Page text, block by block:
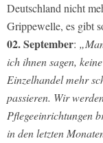
Deutschland nicht
Grippewelle, es gibt
02. September:
ich ihnen sagen,
Einzelhandel mehr
passieren. Wir
Pflegeeinrichtungen
in den letzten